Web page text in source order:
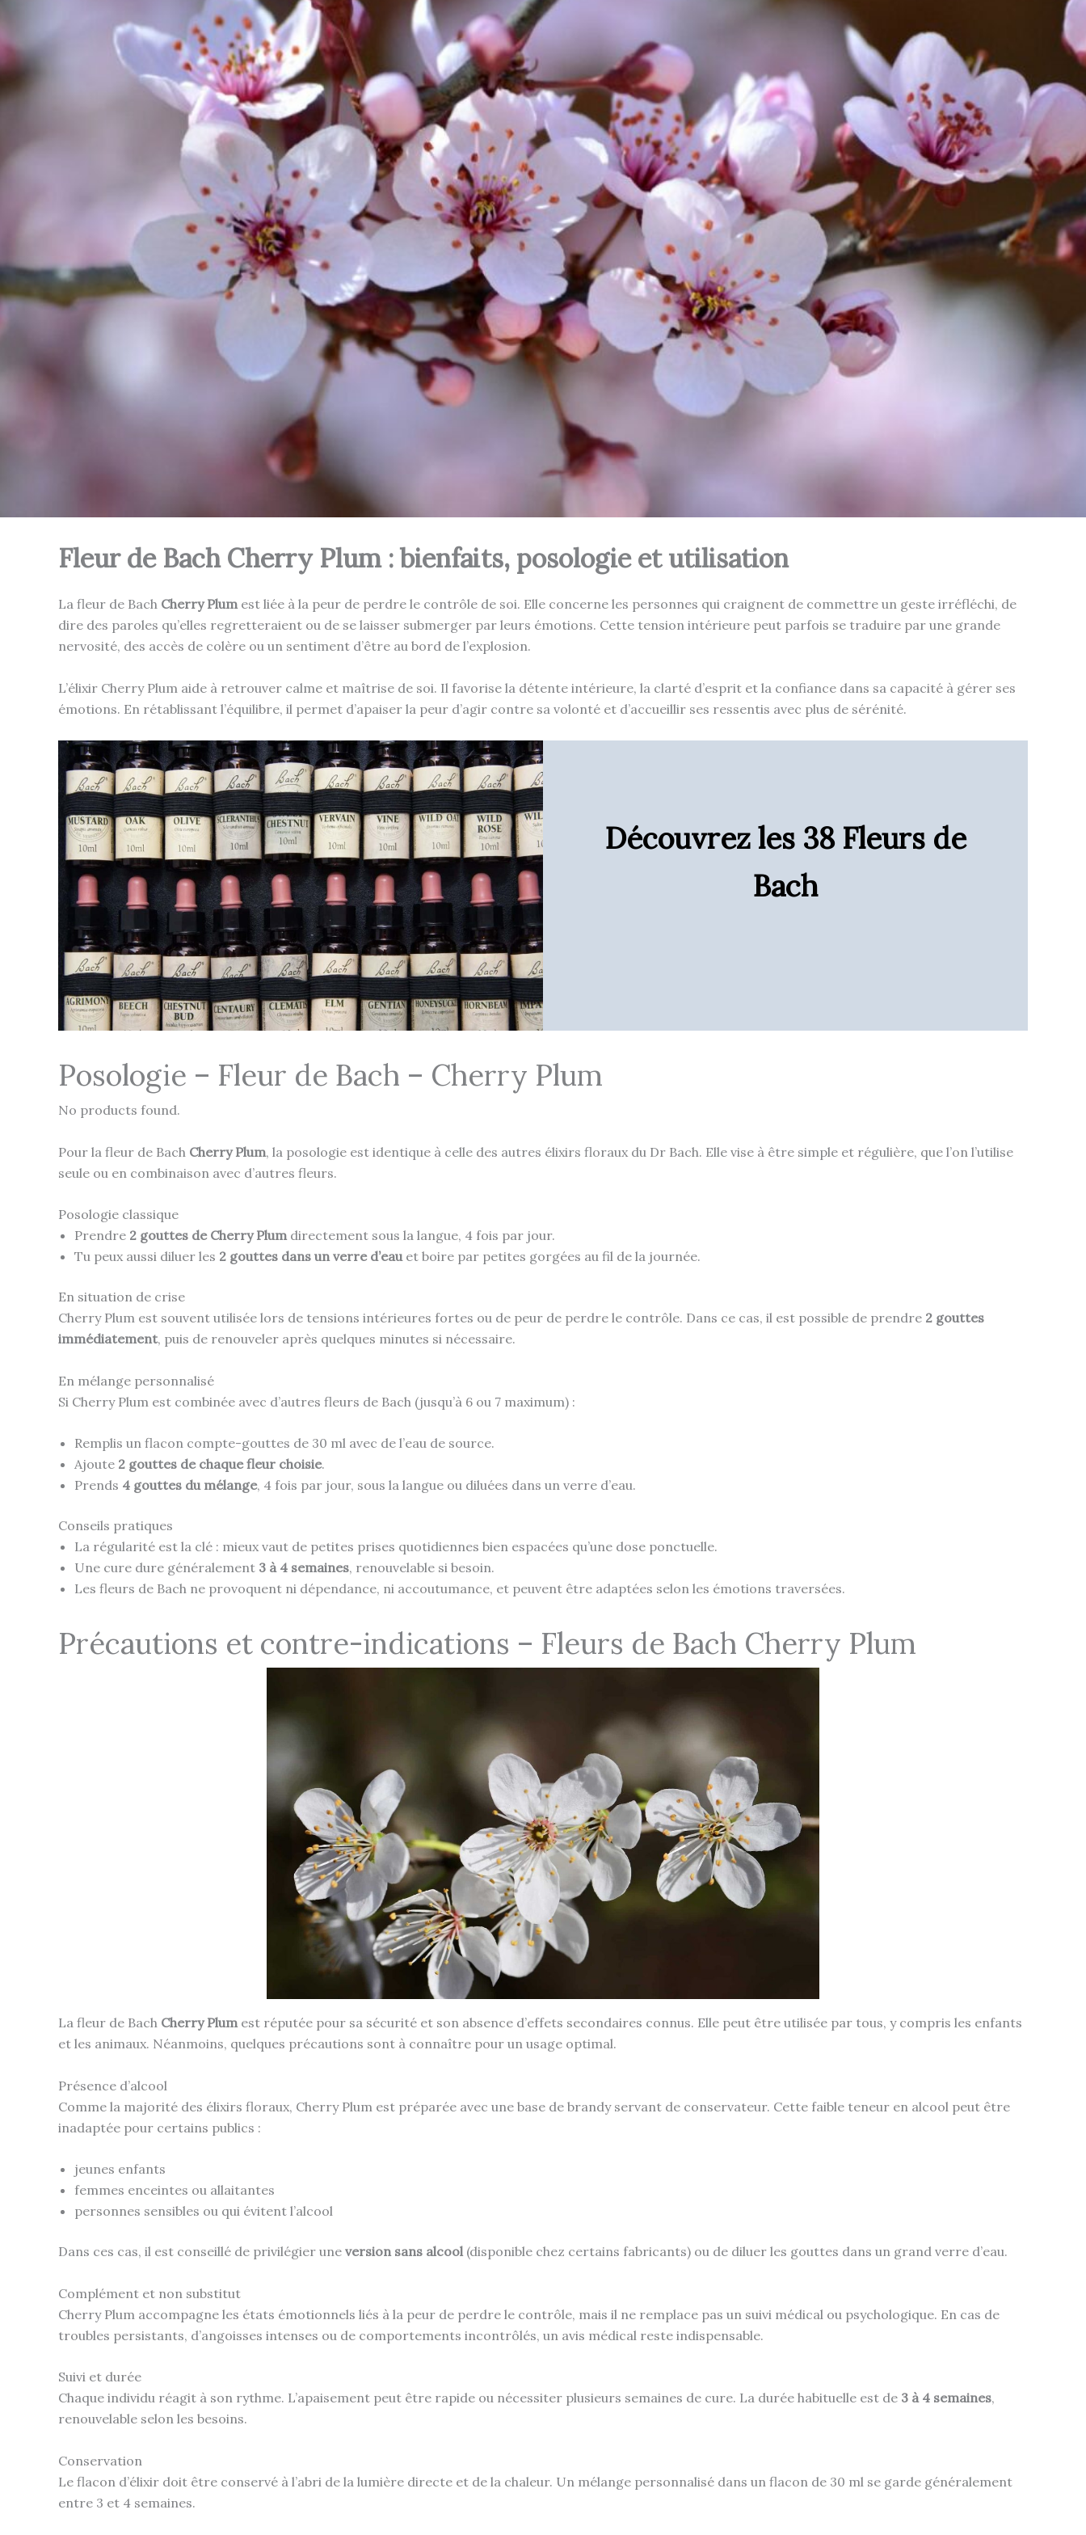
Fleur de Bach Cherry Plum : bienfaits, posologie et utilisation
La fleur de Bach Cherry Plumest liée à la peur de perdre le contrôle de soi. Elle concerne les personnes qui craignent de commettre un geste irréfléchi, de
dire des paroles qu’elles regretteraient ou de se laisser submerger par leurs émotions. Cette tension intérieure peut parfois se traduire par une grande
nervosité, des accès de colère ou un sentiment d’être au bord de l’explosion.
L’élixir Cherry Plum aide à retrouver calme et maîtrise de soi. Il favorise la détente intérieure, la clarté d’esprit et la confiance dans sa capacité à gérer ses
émotions. En rétablissant l’équilibre, il permet d’apaiser la peur d’agir contre sa volonté et d’accueillir ses ressentis avec plus de sérénité.
Découvrez les 38 Fleurs de
Bach
Posologie – Fleur de Bach – Cherry Plum
No products found.
Pour la fleur de Bach Cherry Plum, la posologie est identique à celle des autres élixirs floraux du Dr Bach. Elle vise à être simple et régulière, que l’on l’utilise
seule ou en combinaison avec d’autres fleurs.
Posologie classique
Prendre 2 gouttes de Cherry Plumdirectement sous la langue, 4 fois par jour.
Tu peux aussi diluer les 2 gouttes dans un verre d’eauet boire par petites gorgées au fil de la journée.
En situation de crise
Cherry Plum est souvent utilisée lors de tensions intérieures fortes ou de peur de perdre le contrôle. Dans ce cas, il est possible de prendre 2 gouttes
immédiatement, puis de renouveler après quelques minutes si nécessaire.
En mélange personnalisé
Si Cherry Plum est combinée avec d’autres fleurs de Bach (jusqu’à 6 ou 7 maximum) :
Remplis un flacon compte-gouttes de 30 ml avec de l’eau de source.
Ajoute 2 gouttes de chaque fleur choisie.
Prends 4 gouttes du mélange, 4 fois par jour, sous la langue ou diluées dans un verre d’eau.
Conseils pratiques
La régularité est la clé : mieux vaut de petites prises quotidiennes bien espacées qu’une dose ponctuelle.
Une cure dure généralement 3 à 4 semaines, renouvelable si besoin.
Les fleurs de Bach ne provoquent ni dépendance, ni accoutumance, et peuvent être adaptées selon les émotions traversées.
Précautions et contre-indications – Fleurs de Bach Cherry Plum
La fleur de Bach Cherry Plum est réputée pour sa sécurité et son absence d’effets secondaires connus. Elle peut être utilisée par tous, y compris les enfants
et les animaux. Néanmoins, quelques précautions sont à connaître pour un usage optimal.
Présence d’alcool
Comme la majorité des élixirs floraux, Cherry Plum est préparée avec une base de brandy servant de conservateur. Cette faible teneur en alcool peut être
inadaptée pour certains publics :
jeunes enfants
femmes enceintes ou allaitantes
personnes sensibles ou qui évitent l’alcool
Dans ces cas, il est conseillé de privilégier une version sans alcool(disponible chez certains fabricants) ou de diluer les gouttes dans un grand verre d’eau.
Complément et non substitut
Cherry Plum accompagne les états émotionnels liés à la peur de perdre le contrôle, mais il ne remplace pas un suivi médical ou psychologique. En cas de
troubles persistants, d’angoisses intenses ou de comportements incontrôlés, un avis médical reste indispensable.
Suivi et durée
Chaque individu réagit à son rythme. L’apaisement peut être rapide ou nécessiter plusieurs semaines de cure. La durée habituelle est de 3 à 4 semaines,
renouvelable selon les besoins.
Conservation
Le flacon d’élixir doit être conservé à l’abri de la lumière directe et de la chaleur. Un mélange personnalisé dans un flacon de 30 ml se garde généralement
entre 3 et 4 semaines.